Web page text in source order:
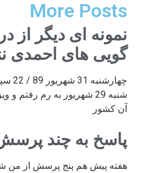
More Posts
نمونه ای دیگر از
گویی های احمدی
شنبه 29 شهریور به رم رفتم
آن کشور
پاسخ به چند
هفته پیش هم پنج پرسش از من